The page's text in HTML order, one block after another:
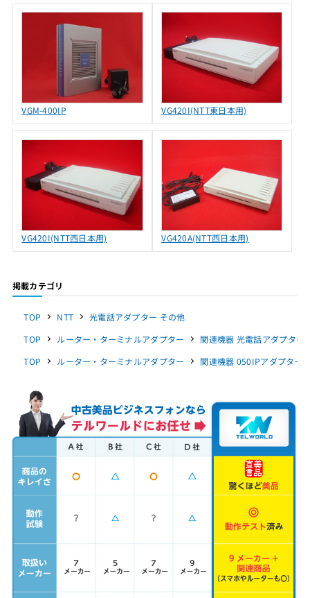
VGM-400IP VG420I(NTT東日本用)
VG420I(NTT西日本用) VG420A(NTT西日本用)
掲載カテゴリ
TOP NTT
光電話アダプター その他
TOP
ルーター・ターミナルアダプター
関連機器 光電話アダプター
TOP
ルーター・ターミナルアダプター 関連機器 050IPアダプター